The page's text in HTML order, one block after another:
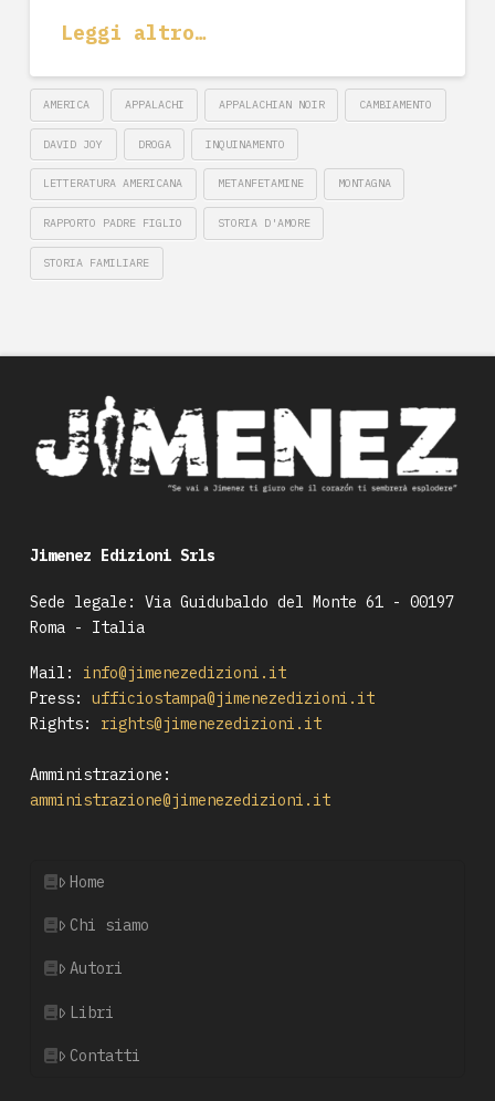
Leggi altro…
AMERICA APPALACHI APPALACHIAN NOIR CAMBIAMENTO
DAVID JOY DROGA INQUINAMENTO
LETTERATURA AMERICANA METANFETAMINE MONTAGNA
RAPPORTO PADRE FIGLIO STORIA D'AMORE
STORIA FAMILIARE
Jimenez Edizioni Srls
Sede legale: Via Guidubaldo del Monte 61 - 00197
Roma - Italia
Mail:
info@jimenezedizioni.it
Press:
ufficiostampa@jimenezedizioni.it
Rights:
rights@jimenezedizioni.it
Amministrazione:
amministrazione@jimenezedizioni.it
Home
Chi siamo
Autori
Libri
Contatti